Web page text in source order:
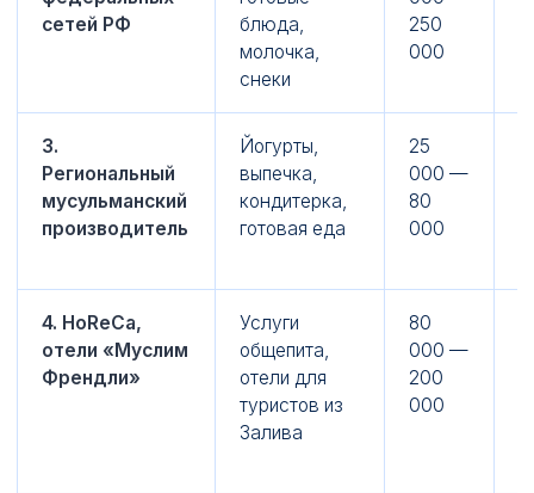
сетей РФ
блюда,
молочка,
снеки
250
000
3.
Региональный
мусульманский
производитель
Йогурты,
выпечка,
кондитерка,
готовая еда
25
000 —
80
000
4. HoReCa,
отели «Муслим
Френдли»
Услуги
общепита,
отели для
туристов из
Залива
80
000 —
200
000